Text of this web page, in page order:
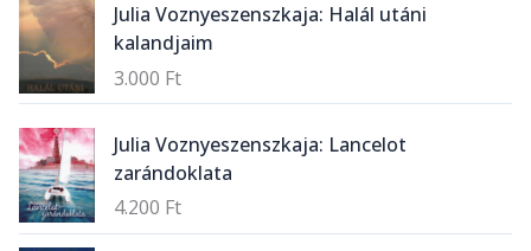
Julia Voznyeszenszkaja: Halál utáni
kalandjaim
3.000 Ft
Julia Voznyeszenszkaja: Lancelot
zarándoklata
4.200 Ft